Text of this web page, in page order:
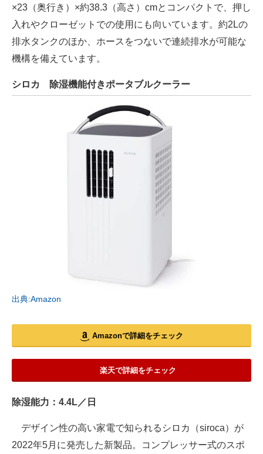
×23（奥行き）×約38.3（高さ）cmとコンパクトで、押し
入れやクローゼットでの使用にも向いています。約2Lの
排水タンクのほか、ホースをつないで連続排水が可能な
機構を備えています。
シロカ 除湿機能付きポータブルクーラー
出典:Amazon
Amazonで詳細をチェック
楽天で詳細をチェック
除湿能力：4.4L／日
デザイン性の高い家電で知られるシロカ（siroca）が
2022年5月に発売した新製品。コンプレッサー式のスポ